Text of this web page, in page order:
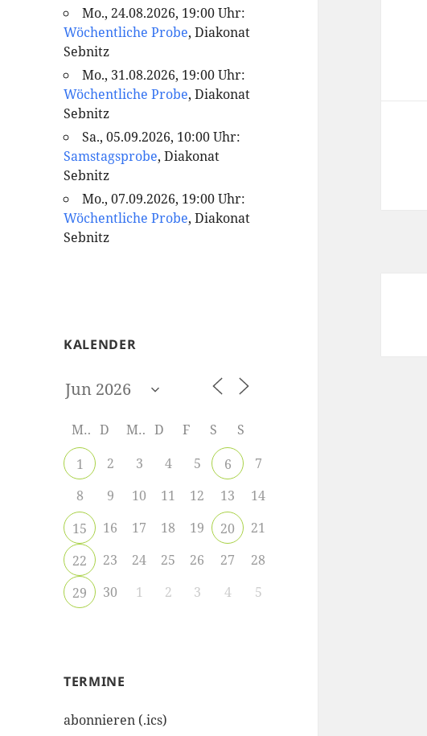
Mo., 24.08.2026, 19:00 Uhr:
Wöchentliche Probe, Diakonat
Sebnitz
Mo., 31.08.2026, 19:00 Uhr:
Wöchentliche Probe, Diakonat
Sebnitz
Sa., 05.09.2026, 10:00 Uhr:
Samstagsprobe, Diakonat
Sebnitz
Mo., 07.09.2026, 19:00 Uhr:
Wöchentliche Probe, Diakonat
Sebnitz
KALENDER
M D M D F S
S
1
2 3 4 5 6
7
8
9 10 11 12 13
14
15
16 17 18 19 20
21
22
23 24 25 26 27
28
29
30 1 2 3 4 5
TERMINE
abonnieren (.ics)